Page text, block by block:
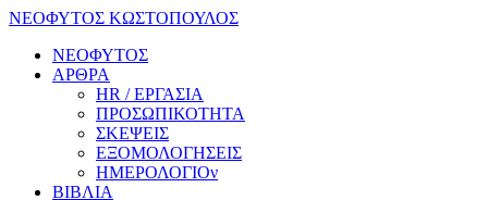
ΝΕΟΦΥΤΟΣ ΚΩΣΤΟΠΟΥΛΟΣ
ΝΕΟΦΥΤΟΣ
ΑΡΘΡΑ
HR / ΕΡΓΑΣΙΑ
ΠΡΟΣΩΠΙΚΟΤΗΤΑ
ΣΚΕΨΕΙΣ
ΕΞΟΜΟΛΟΓΗΣΕΙΣ
ΗΜΕΡΟΛΟΓΙΟν
ΒΙΒΛΙΑ